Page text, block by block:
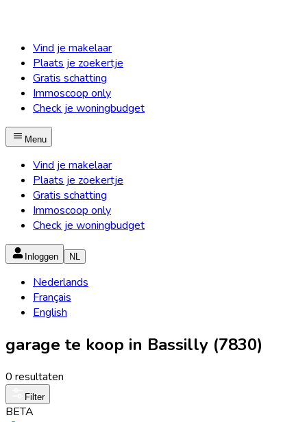
Vind je makelaar
Plaats je zoekertje
Gratis schatting
Immoscoop only
Check je woningbudget
Menu
Vind je makelaar
Plaats je zoekertje
Gratis schatting
Immoscoop only
Check je woningbudget
Inloggen NL
Nederlands
Français
English
garage te koop in Bassilly (7830)
0 resultaten
Filter
BETA